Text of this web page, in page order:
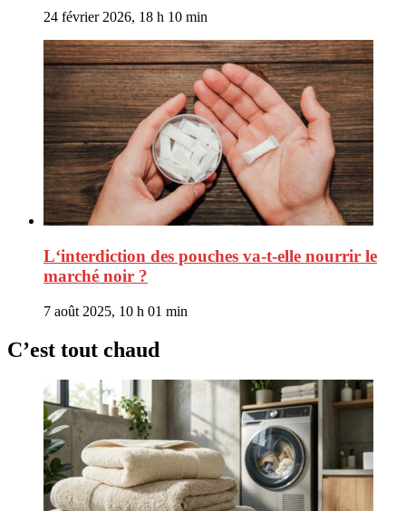
24 février 2026, 18 h 10 min
L‘interdiction des pouches va-t-elle nourrir le
marché noir ?
7 août 2025, 10 h 01 min
C’est tout chaud